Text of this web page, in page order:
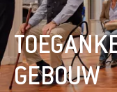
ONDERWIJS
GEBOUW